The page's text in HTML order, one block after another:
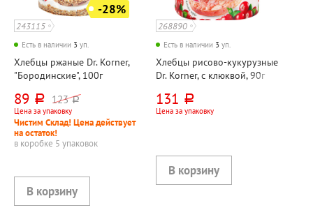
-28%
243115
Есть в наличии 3 уп.
Хлебцы ржаные Dr. Korner,
"Бородинские", 100г
89 руб. 123 руб.
Цена за упаковку
Чистим Склад! Цена действует
на остаток!
в коробке 5 упаковок
268890
Есть в наличии 3 уп.
Хлебцы рисово-кукурузные
Dr. Korner, с клюквой, 90г
131 руб.
Цена за упаковку